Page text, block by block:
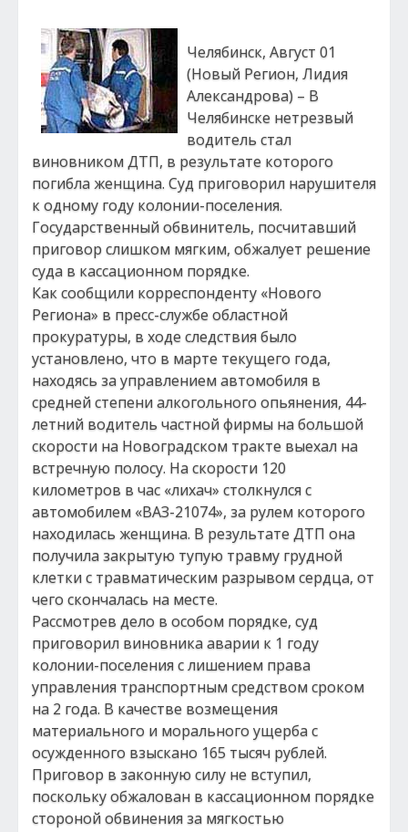
Челябинск, Август 01
(Новый Регион, Лидия
Александрова) – В
Челябинске нетрезвый
водитель стал
виновником ДТП, в результате которого
погибла женщина. Суд приговорил нарушителя
к одному году колонии-поселения.
Государственный обвинитель, посчитавший
приговор слишком мягким, обжалует решение
суда в кассационном порядке.
Как сообщили корреспонденту «Нового
Региона» в пресс-службе областной
прокуратуры, в ходе следствия было
установлено, что в марте текущего года,
находясь за управлением автомобиля в
средней степени алкогольного опьянения, 44-
летний водитель частной фирмы на большой
скорости на Новоградском тракте выехал на
встречную полосу. На скорости 120
километров в час «лихач» столкнулся с
автомобилем «ВАЗ-21074», за рулем которого
находилась женщина. В результате ДТП она
получила закрытую тупую травму грудной
клетки с травматическим разрывом сердца, от
чего скончалась на месте.
Рассмотрев дело в особом порядке, суд
приговорил виновника аварии к 1 году
колонии-поселения с лишением права
управления транспортным средством сроком
на 2 года. В качестве возмещения
материального и морального ущерба с
осужденного взыскано 165 тысяч рублей.
Приговор в законную силу не вступил,
поскольку обжалован в кассационном порядке
стороной обвинения за мягкостью